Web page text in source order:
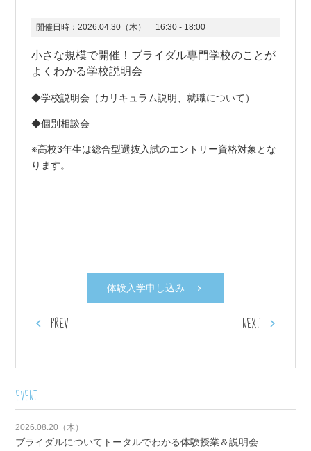
開催日時： 2026.04.30（木） 16:30 - 18:00
小さな規模で開催！ブライダル専門学校のことが
よくわかる学校説明会
◆学校説明会（カリキュラム説明、就職について）
◆個別相談会
※高校3年生は総合型選抜入試のエントリー資格対象とな
ります。
体験入学申し込み
PREV NEXT
EVENT
2026.08.20（木）
ブライダルについてトータルでわかる体験授業＆説明会